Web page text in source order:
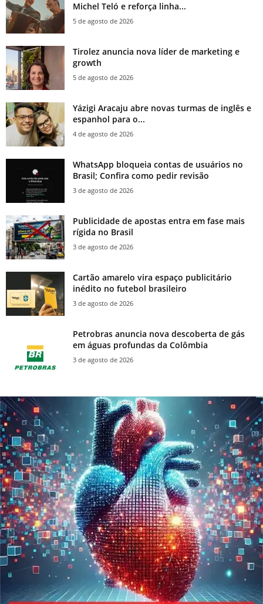
Michel Teló e reforça linha...
5 de agosto de 2026
Tirolez anuncia nova líder de marketing e
growth
5 de agosto de 2026
Yázigi Aracaju abre novas turmas de inglês e
espanhol para o...
4 de agosto de 2026
WhatsApp bloqueia contas de usuários no
Brasil; Confira como pedir revisão
3 de agosto de 2026
Publicidade de apostas entra em fase mais
rígida no Brasil
3 de agosto de 2026
Cartão amarelo vira espaço publicitário
inédito no futebol brasileiro
3 de agosto de 2026
Petrobras anuncia nova descoberta de gás
em águas profundas da Colômbia
3 de agosto de 2026